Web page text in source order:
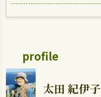
profile
太田 紀伊子